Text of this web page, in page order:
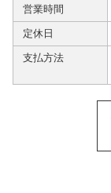
営業時間
定休日
支払方法